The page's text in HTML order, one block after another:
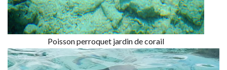
Poisson perroquet jardin de corail